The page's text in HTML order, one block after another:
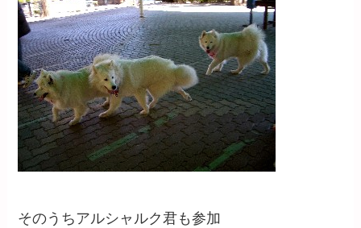
そのうちアルシャルク君も参加